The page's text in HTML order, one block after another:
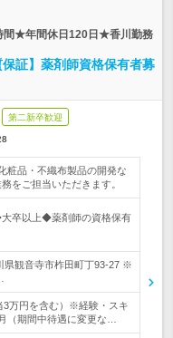
間★年間休日120日★香川勤務
証】薬剤師資格保有者募
第二新卒歓迎
粧品・不織布製品の開発な
をご担当いただきます。
大卒以上◆薬剤師の資格保有
県観音寺市柞田町丁93-27 ※
3万円を含む）※経験・スキ
（期間中待遇に変更な…